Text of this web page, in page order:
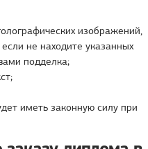
изображений,
не находите указанных
подделка;
иметь законную силу при